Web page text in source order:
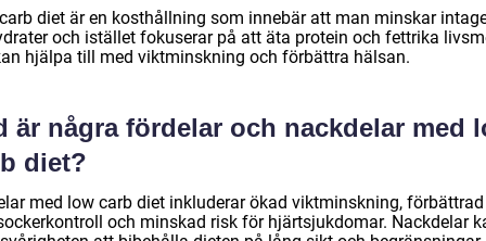
diet är en kosthållning som innebär att man minskar
och istället fokuserar på att äta protein och fettrika
hjälpa till med viktminskning och förbättra hälsan.
är några fördelar och nackdelar med
diet?
med low carb diet inkluderar ökad viktminskning, förbättrad
och minskad risk för hjärtsjukdomar. Nackdelar